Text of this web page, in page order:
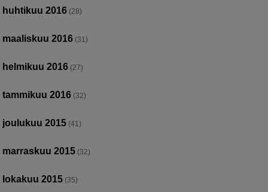
huhtikuu 2016 (28)
maaliskuu 2016 (31)
helmikuu 2016 (27)
tammikuu 2016 (32)
joulukuu 2015 (41)
marraskuu 2015 (32)
lokakuu 2015 (35)